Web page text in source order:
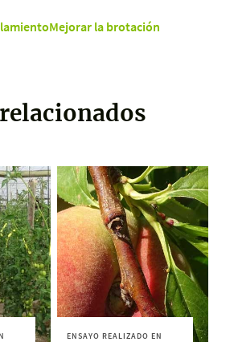
Mejorar la brotación
ENSAYO REALIZADO EN